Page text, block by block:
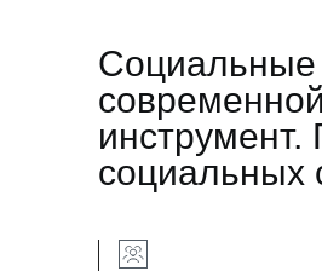
Социальные
социальных